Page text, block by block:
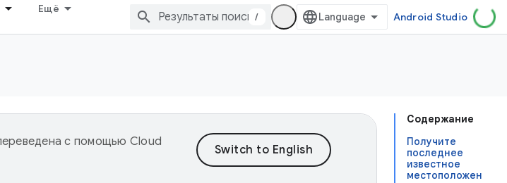
Ещё
/ Android Studio
Содержание
Получите
последнее
известное
местоположен
с помощью Cloud